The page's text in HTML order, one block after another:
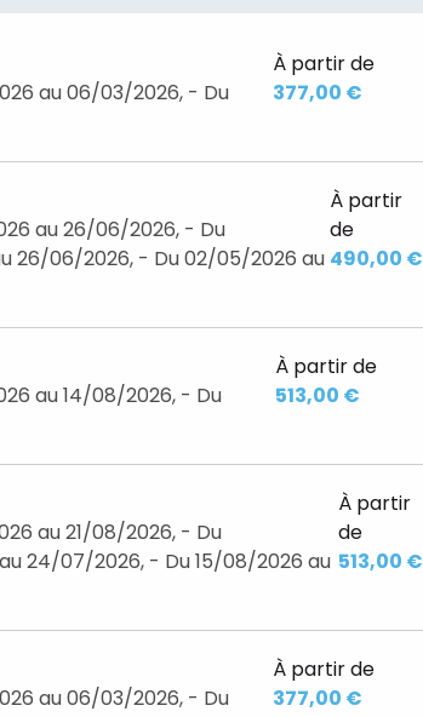
au 06/03/2026, - Du
À partir de
377,00 €
au 26/06/2026, - Du
26/06/2026, - Du 02/05/2026 au
À partir
de
490,00 €
au 14/08/2026, - Du
À partir de
513,00 €
au 21/08/2026, - Du
24/07/2026, - Du 15/08/2026 au
À partir
de
513,00 €
au 06/03/2026, - Du
À partir de
377,00 €